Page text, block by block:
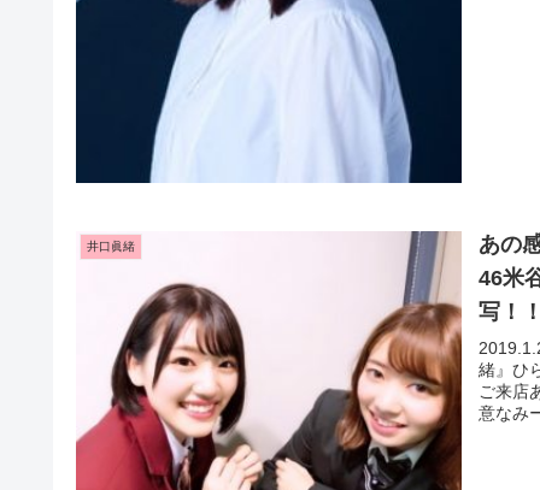
井口眞緒
あの
46米
写！
緒』ひ
ご来店
意なみ